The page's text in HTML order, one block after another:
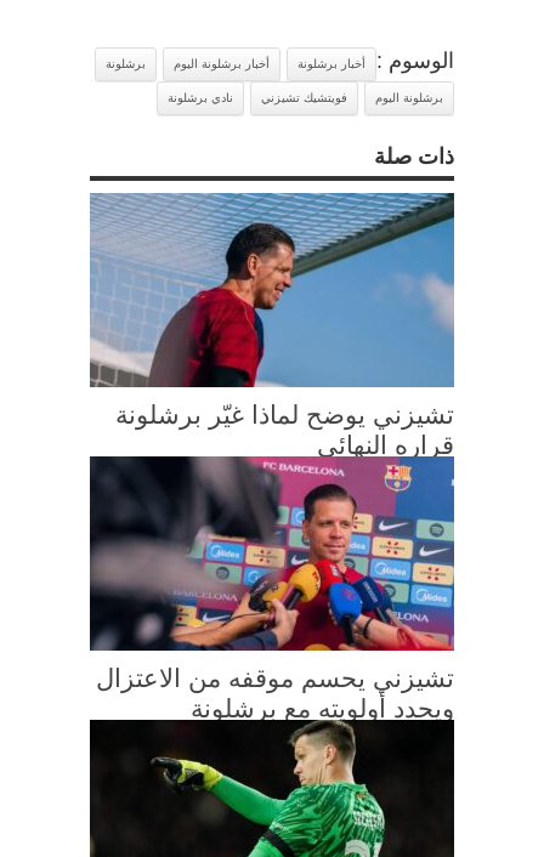
الوسوم : أخبار برشلونة أخبار برشلونة اليوم برشلونة
برشلونة اليوم فويتشيك تشيزني نادي برشلونة
ذات صلة
تشيزني يوضح لماذا غيّر برشلونة
قراره النهائي
تشيزني يحسم موقفه من الاعتزال
ويحدد أولويته مع برشلونة